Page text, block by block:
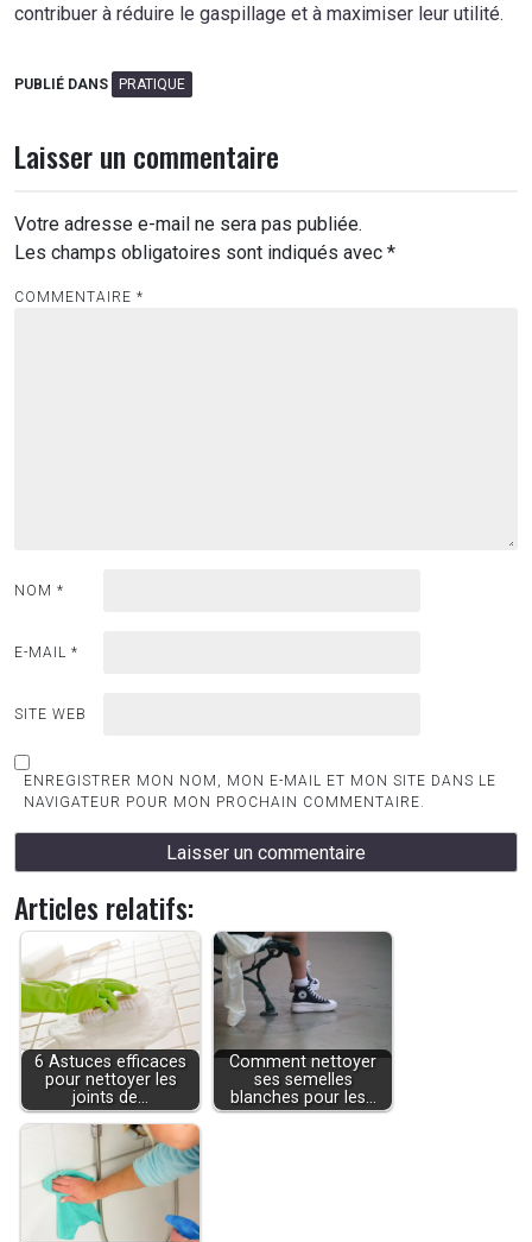
contribuer à réduire le gaspillage et à maximiser leur utilité.
PUBLIÉ DANS PRATIQUE
Laisser un commentaire
Votre adresse e-mail ne sera pas publiée.
Les champs obligatoires sont indiqués avec *
COMMENTAIRE *
NOM *
E-MAIL *
SITE WEB
ENREGISTRER MON NOM, MON E-MAIL ET MON SITE DANS LE
NAVIGATEUR POUR MON PROCHAIN COMMENTAIRE.
Articles relatifs:
6 Astuces efficaces
pour nettoyer les
joints de…
Comment nettoyer
ses semelles
blanches pour les…